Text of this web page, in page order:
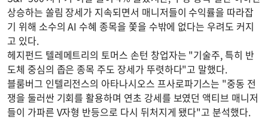
상승하는 쏠림 장세가 지속되면서 매니저들이 수익률을 따라잡
기 위해 소수의 AI 수혜 종목을 쫓을 수밖에 없다는 우려도 커지
고 있다.
헤지펀드 텔레메트리의 토머스 손턴 창업자는 "기술주, 특히 반
도체 중심의 좁은 종목 주도 장세가 뚜렷하다"고 말했다.
블룸버그 인텔리전스의 아타나시오스 프사로파기스는 "중동 전
쟁을 둘러싼 기회를 활용하며 연초 강세를 보였던 액티브 매니저
들이 가파른 V자형 반등으로 다시 뒤처지게 됐다"고 분석했다.